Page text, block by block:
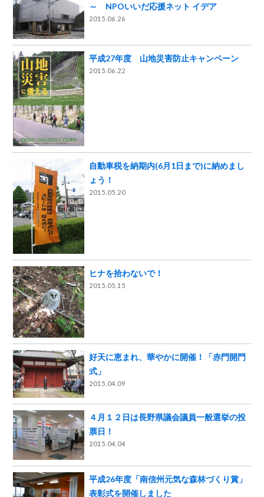
～ NPOいいだ応援ネット イデア
2015.06.26
平成27年度 山地災害防止キャンペーン
2015.06.22
自動車税を納期内(6月1日まで)に納めまし
ょう！
2015.05.20
ヒナを拾わないで！
2015.05.15
好天に恵まれ、華やかに開催！「赤門開門
式」
2015.04.09
４月１２日は長野県議会議員一般選挙の投
票日！
2015.04.04
平成26年度「南信州元気な森林づくり賞」
表彰式を開催しました